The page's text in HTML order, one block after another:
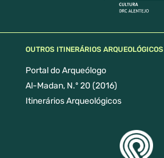
OUTROS ITINERÁRIOS ARQUEOLÓGICOS
Portal do Arqueólogo
Al-Madan, N.º 20 (2016)
Itinerários Arqueológicos